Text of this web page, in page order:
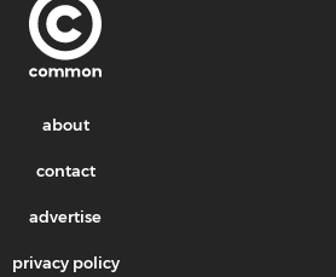
about
contact
advertise
privacy policy